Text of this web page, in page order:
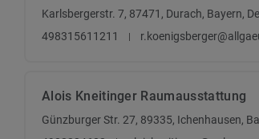
Karlsbergerstr. 7, 87471, Durach, Bayern,
498315611211
Alois Kneitinger Raumausstattung
Günzburger Str. 27, 89335, Ichenhausen,